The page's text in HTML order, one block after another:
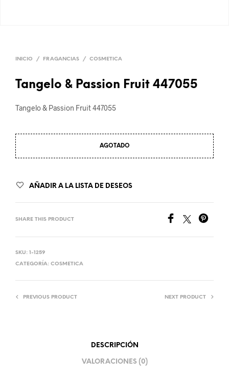
INICIO / FRAGANCIAS / COSMETICA
Tangelo & Passion Fruit 447055
Tangelo & Passion Fruit 447055
AGOTADO
AÑADIR A LA LISTA DE DESEOS
SHARE THIS PRODUCT
SKU: 1-1259
CATEGORÍA: COSMETICA
PREVIOUS PRODUCT NEXT PRODUCT
DESCRIPCIÓN
VALORACIONES (0)